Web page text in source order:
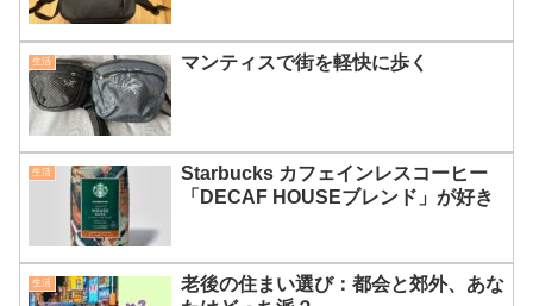
生活 マンティスで街を軽快に歩く
生活
Starbucks カフェインレスコーヒー
「DECAF HOUSEブレンド」が好き
生活
老後の住まい選び：都会と郊外、あな